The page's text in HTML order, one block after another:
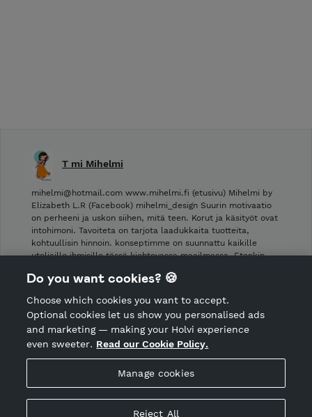
Hosted by Holvi
Holvi Payment Services Ltd is regulated by the Financial
T mi Mihelmi
mihelmi@hotmail.com www.mihelmi.fi (etusivu) Mihelmi by
Elizabeth L.R (Facebook) mihelmi_design Suurin motivaatio
on perheeni ja uskon siihen, mitä teen. Korut ja käsityöt ovat
intohimoni. Tavoiteta on tarjota laadukkaita tuotteita,
kohtuullisin hinnoin. konseptimme on suunnattu kaikille
uteliaille ihmisille tässä kiehtovassa maailmassa. Etenkin …
Shop Terms and Conditions
CANCEL ORDER
Do you want cookies? 🍪
Choose which cookies you want to accept.
Optional cookies let us show you personalised ads
and marketing — making your Holvi experience
even sweeter. Read our Cookie Policy.
Manage cookies
Reject All